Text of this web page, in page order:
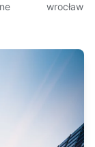
wrocław